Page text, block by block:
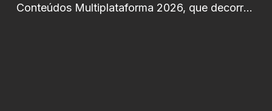
Conteúdos Multiplataforma 2026, que decorre